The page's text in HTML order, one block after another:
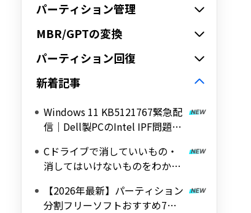
パーティション管理
MBR/GPTの変換
パーティション回復
新着記事
Windows 11 KB5121767緊急配
信｜Dell製PCのIntel IPF問題を
デート
Cドライブで消していいもの・
消してはいけないものをわかり
【2026年最新】パーティション
分割フリーソフトおすすめ7選